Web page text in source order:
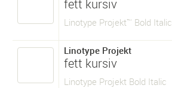
fett kursiv
Linotype Projekt™ Bold Italic
Linotype Projekt
fett kursiv
Linotype Projekt Bold Italic